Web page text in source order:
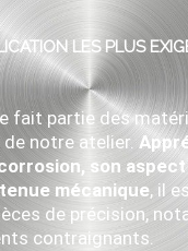
LES PLUS
fait partie des
notre atelier.
son
mécanique, il
de précision,
contraignants.